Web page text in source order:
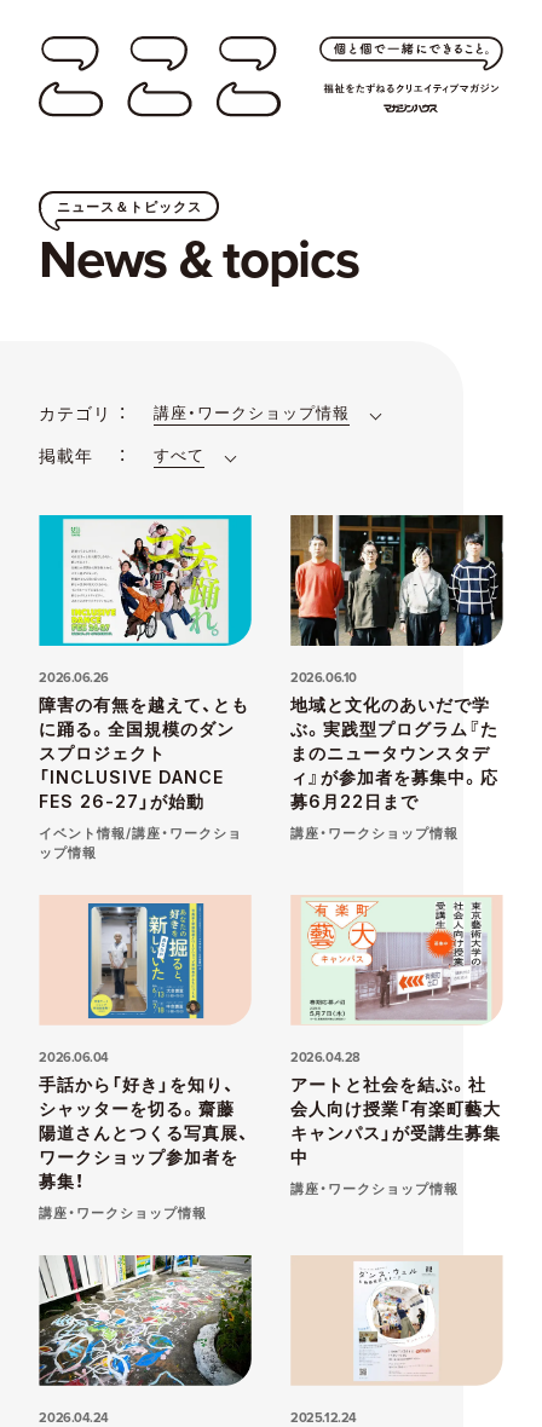
ニュース＆トピックス
News & topics
カテゴリ 講座・ワークショップ情報
掲載年 すべて
2026.06.26
障害の有無を越えて、とも
に踊る。全国規模のダン
スプロジェクト
「INCLUSIVE DANCE
FES 26-27」が始動
イベント情報/講座・ワークショ
ップ情報
2026.06.10
地域と文化のあいだで学
ぶ。実践型プログラム『た
まのニュータウンスタデ
ィ』が参加者を募集中。応
募6月22日まで
講座・ワークショップ情報
2026.06.04
手話から「好き」を知り、
シャッターを切る。齋藤
陽道さんとつくる写真展、
ワークショップ参加者を
募集！
講座・ワークショップ情報
2026.04.28
アートと社会を結ぶ。社
会人向け授業「有楽町藝大
キャンパス」が受講生募集
中
講座・ワークショップ情報
2026.04.24 2025.12.24